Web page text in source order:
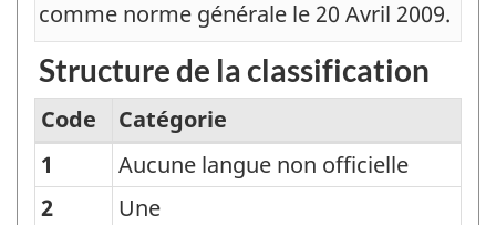
comme norme générale le 20 Avril 2009.
Structure de la classification
Classification
du
Code
Catégorie
1
Aucune langue non officielle
2
Une